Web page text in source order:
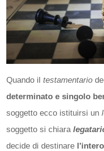
Quando il testamentario
determinato e singolo
soggetto ecco istituirsi un
soggetto si chiara
decide di destinare